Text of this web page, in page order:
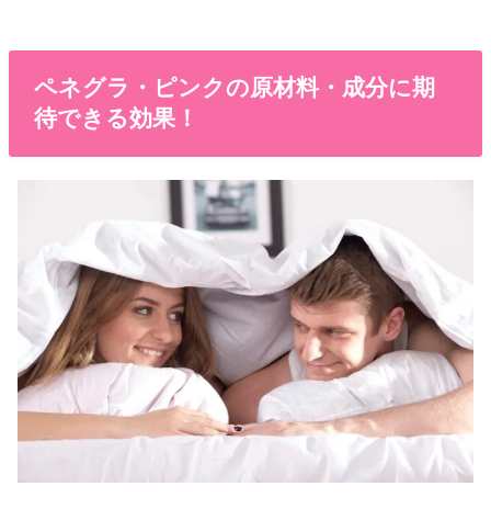
ペネグラ・ピンクの原材料・成分に期
待できる効果！